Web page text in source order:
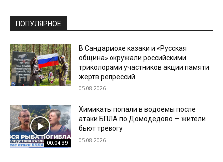
ПОПУЛЯРНОЕ
В Сандармохе казаки и «Русская
община» окружали российскими
триколорами участников акции памяти
жертв репрессий
05.08.2026
00:04:39
Химикаты попали в водоемы после
атаки БПЛА по Домодедово — жители
бьют тревогу
05.08.2026